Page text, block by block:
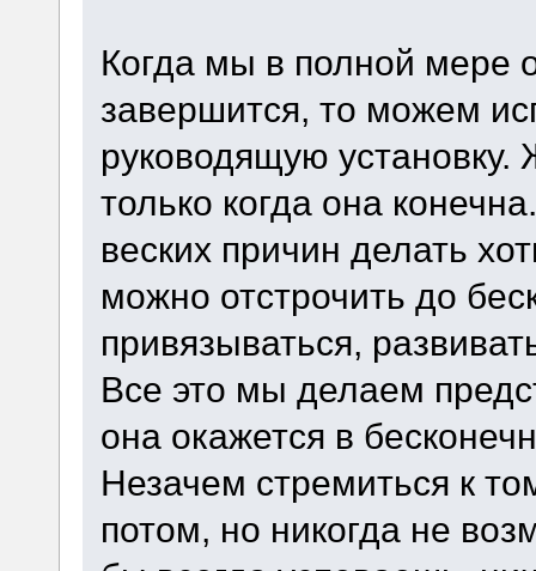
Когда мы в полной мере
завершится, то можем
руководящую
только когда она
веских причин делать
можно отстрочить до
привязываться,
Все это мы делаем
она окажется в
Незачем стремиться к
потом, но никогда не